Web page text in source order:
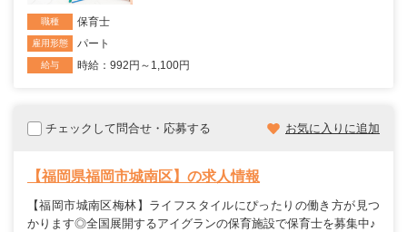
職種 保育士
雇用形態 パート
給与 時給：992円～1,100円
チェックして問合せ・応募する お気に入りに追加
【福岡県福岡市城南区】の求人情報
【福岡市城南区梅林】ライフスタイルにぴったりの働き方が見つ
かります◎全国展開するアイグランの保育施設で保育士を募集中♪